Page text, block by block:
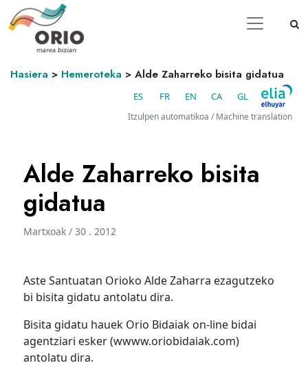
Hasiera > Hemeroteka > Alde Zaharreko bisita gidatua
ES FR EN CA GL
Itzulpen automatikoa / Machine translation
Alde Zaharreko bisita
gidatua
Martxoak / 30 . 2012
Aste Santuatan Orioko Alde Zaharra ezagutzeko
bi bisita gidatu antolatu dira.
Bisita gidatu hauek Orio Bidaiak on-line bidai
agentziari esker (wwww.oriobidaiak.com)
antolatu dira.